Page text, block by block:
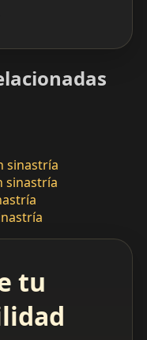
sinastría
sinastría
tu